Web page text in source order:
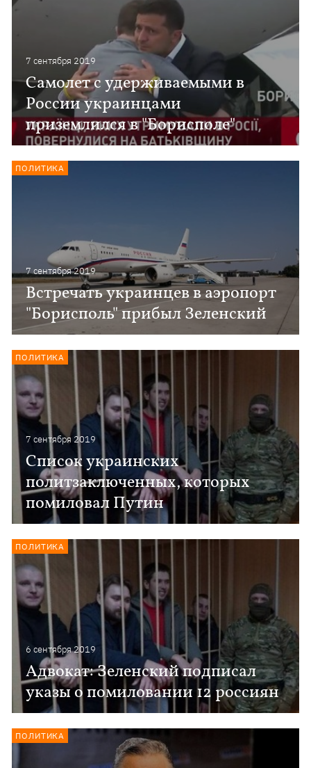
7 сентября 2019
Самолет с удерживаемыми в
России украинцами
приземлился в "Борисполе"
7 сентября 2019
Встречать украинцев в аэропорт
"Борисполь" прибыл Зеленский
ПОЛИТИКА
7 сентября 2019
Список украинских
политзаключенных, которых
помиловал Путин
ПОЛИТИКА
6 сентября 2019
Адвокат: Зеленский подписал
указы о помиловании 12 россиян
ПОЛИТИКА
ПОЛИТИКА